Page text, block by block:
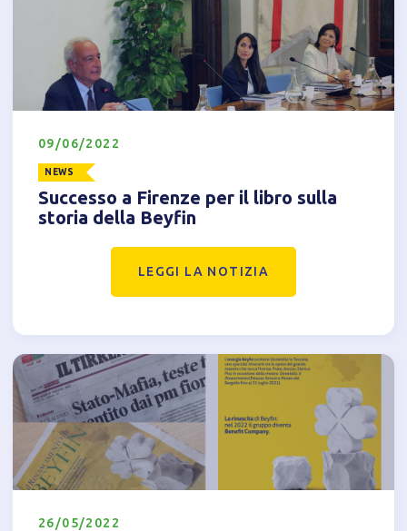
09/06/2022
NEWS
Successo a Firenze per il libro sulla
storia della Beyfin
LEGGI LA NOTIZIA
26/05/2022
Privacy Policy
Tecnici
Accetto l'utilizzo di cookie tecnici (obbligatori per
Analitici